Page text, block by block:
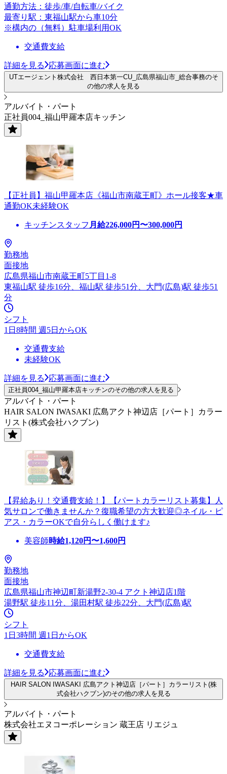
通勤方法：徒歩/車/自転車/バイク
最寄り駅：東福山駅から車10分
※構内の（無料）駐車場利用OK
交通費支給
詳細を見る 応募画面に進む
UTエージェント株式会社 西日本第一CU_広島県福山市_総合事務のそ
の他の求人を見る
アルバイト・パート
正社員004_福山甲羅本店キッチン
【正社員】福山甲羅本店《福山市南蔵王町》ホール接客★車
通勤OK未経験OK
キッチンスタッフ 月給226,000円〜300,000円
勤務地
面接地
広島県福山市南蔵王町5丁目1-8
東福山駅 徒歩16分、福山駅 徒歩51分、大門(広島)駅 徒歩51
分
シフト
1日8時間 週5日からOK
交通費支給
未経験OK
詳細を見る 応募画面に進む
正社員004_福山甲羅本店キッチンのその他の求人を見る
アルバイト・パート
HAIR SALON IWASAKI 広島アクト神辺店［パート］カラー
リスト(株式会社ハクブン)
【昇給あり！交通費支給！】【パートカラーリスト募集】人
気サロンで働きませんか？復職希望の方大歓迎◎ネイル・ピ
アス・カラーOKで自分らしく働けます♪
美容師時給1,120円〜1,600円
勤務地
面接地
広島県福山市神辺町新湯野2-30-4 アクト神辺店1階
湯野駅 徒歩11分、湯田村駅 徒歩22分、大門(広島)駅
シフト
1日3時間 週1日からOK
交通費支給
詳細を見る 応募画面に進む
HAIR SALON IWASAKI 広島アクト神辺店［パート］カラーリスト(株
式会社ハクブン)のその他の求人を見る
アルバイト・パート
株式会社エヌコーポレーション 蔵王店 リエジュ